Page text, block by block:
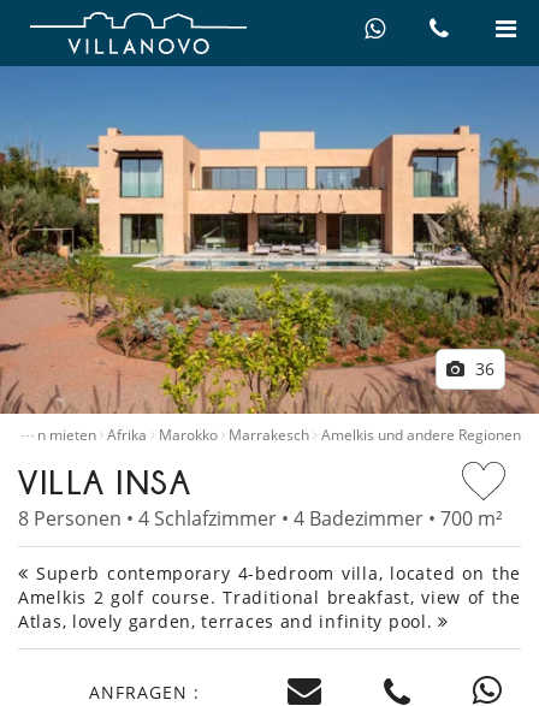
36
…
Villen mieten Afrika Marokko Marrakesch Amelkis und andere Regionen
VILLA INSA
8 Personen • 4 Schlafzimmer • 4 Badezimmer • 700 m²
Superb contemporary 4-bedroom villa, located on the
Amelkis 2 golf course. Traditional breakfast, view of the
Atlas, lovely garden, terraces and infinity pool.
ANFRAGEN :